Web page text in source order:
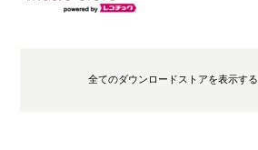
全てのダウンロードストアを表示する